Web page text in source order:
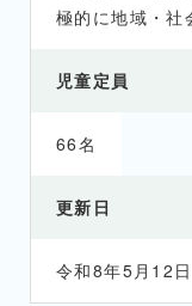
極的に地域・社
児童定員
66名
更新日
令和8年5月12日